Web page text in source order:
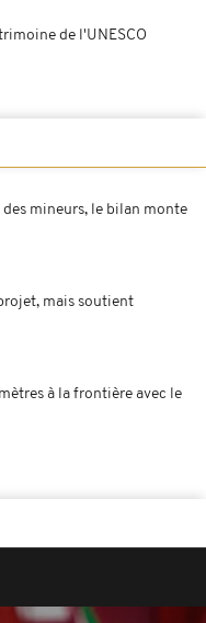
de l'UNESCO
des mineurs, le bilan monte
mais soutient
à la frontière avec le